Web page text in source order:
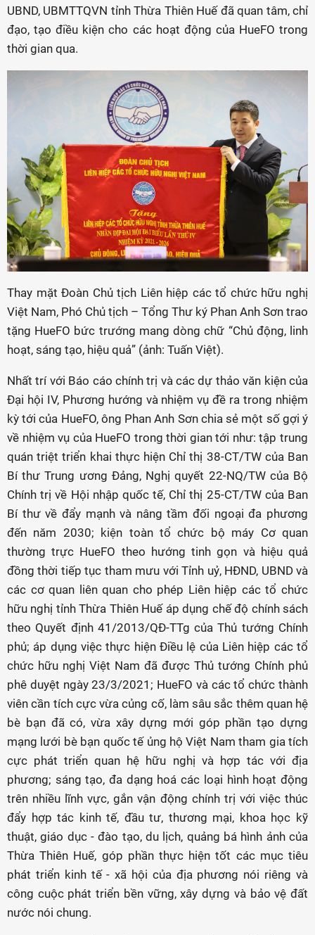
UBND, UBMTTQVN tỉnh Thừa Thiên Huế đã quan tâm, chỉ
đạo, tạo điều kiện cho các hoạt động của HueFO trong
thời gian qua.
Thay mặt Đoàn Chủ tịch Liên hiệp các tổ chức hữu nghị
Việt Nam, Phó Chủ tịch – Tổng Thư ký Phan Anh Sơn trao
tặng HueFO bức trướng mang dòng chữ “Chủ động, linh
hoạt, sáng tạo, hiệu quả” (ảnh: Tuấn Việt).
Nhất trí với Báo cáo chính trị và các dự thảo văn kiện của
Đại hội IV, Phương hướng và nhiệm vụ đề ra trong nhiệm
kỳ tới của HueFO, ông Phan Anh Sơn chia sẻ một số gợi ý
về nhiệm vụ của HueFO trong thời gian tới như: tập trung
quán triệt triển khai thực hiện Chỉ thị 38-CT/TW của Ban
Bí thư Trung ương Đảng, Nghị quyết 22-NQ/TW của Bộ
Chính trị về Hội nhập quốc tế, Chỉ thị 25-CT/TW của Ban
Bí thư về đẩy mạnh và nâng tầm đối ngoại đa phương
đến năm 2030; kiện toàn tổ chức bộ máy Cơ quan
thường trực HueFO theo hướng tinh gọn và hiệu quả
đồng thời tiếp tục tham mưu với Tỉnh uỷ, HĐND, UBND và
các cơ quan liên quan cho phép Liên hiệp các tổ chức
hữu nghị tỉnh Thừa Thiên Huế áp dụng chế độ chính sách
theo Quyết định 41/2013/QĐ-TTg của Thủ tướng Chính
phủ; áp dụng việc thực hiện Điều lệ của Liên hiệp các tổ
chức hữu nghị Việt Nam đã được Thủ tướng Chính phủ
phê duyệt ngày 23/3/2021; HueFO và các tổ chức thành
viên cần tích cực vừa củng cố, làm sâu sắc thêm quan hệ
bè bạn đã có, vừa xây dựng mới góp phần tạo dựng
mạng lưới bè bạn quốc tế ủng hộ Việt Nam tham gia tích
cực phát triển quan hệ hữu nghị và hợp tác với địa
phương; sáng tạo, đa dạng hoá các loại hình hoạt động
trên nhiều lĩnh vực, gắn vận động chính trị với việc thúc
đẩy hợp tác kinh tế, đầu tư, thương mại, khoa học kỹ
thuật, giáo dục - đào tạo, du lịch, quảng bá hình ảnh của
Thừa Thiên Huế, góp phần thực hiện tốt các mục tiêu
phát triển kinh tế - xã hội của địa phương nói riêng và
công cuộc phát triển bền vững, xây dựng và bảo vệ đất
nước nói chung.